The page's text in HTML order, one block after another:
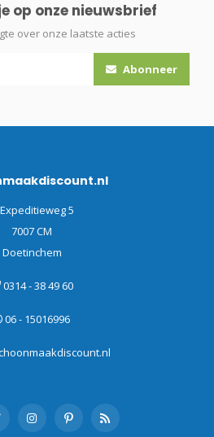
op onze nieuwsbrief
over onze laatste acties
Abonneer
Expeditieweg 5
7007 CM
Doetinchem
0314 - 38 49 60
06 - 15016996